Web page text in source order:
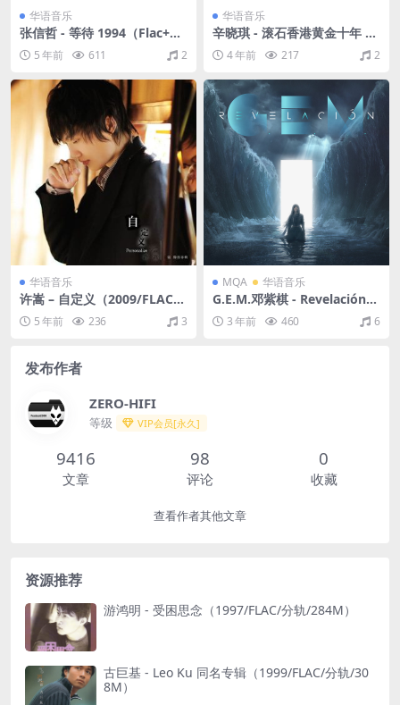
华语音乐
张信哲 - 等待 1994（Flac+CU
E/整轨/266M）
5 年前 611 2
华语音乐
辛晓琪 - 滚石香港黄金十年 辛
晓琪精选 2003 [WAV/分轨/66
4M]4 年前 217 2
华语音乐
许嵩 – 自定义（2009/FLAC/
分轨/240M）
5 年前 236 3
MQA 华语音乐
G.E.M.邓紫棋 - Revelación
（2023/FLAC/分轨/666M）
(MQA/24bit/48kHz)
3 年前 460 6
发布作者
ZERO-HIFI
等级 VIP会员[永久]
9416
文章
98
评论
0
收藏
查看作者其他文章
资源推荐
游鸿明 - 受困思念（1997/FLAC/分轨/284M）
古巨基 - Leo Ku 同名专辑（1999/FLAC/分轨/30
8M）